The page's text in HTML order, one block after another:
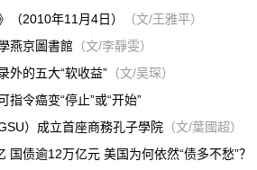
（2010年11月4日）
（文/王雅平）
燕京圖書館 （文/李靜雯）
外的五大“软收益” （文/吴琛）
指令癌变“停止”或“开始”
）成立首座商務孔子學院 （文/葉國超）
国债逾12万亿元 美国为何依然“债多不愁”？